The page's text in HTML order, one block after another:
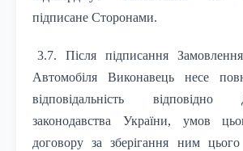
підписане Сторонами.
3.7. Після підписання
Автомобіля Виконавець несе
відповідальність
законодавства України, умов
договору за зберігання ним цього